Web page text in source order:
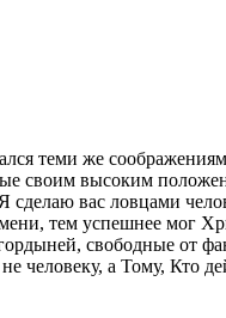
теми же
своим высоким
вас ловцами
тем успешнее мог
свободные от
человеку, а Тому, Кто